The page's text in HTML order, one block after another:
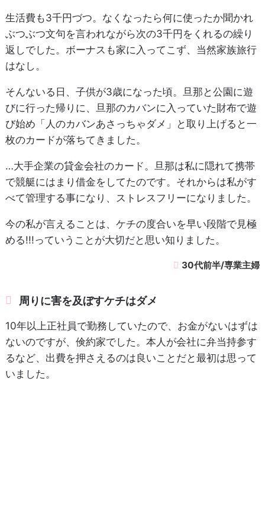
生活費も3千円づつ。なくなったら何に使ったか聞かれ
ぶつぶつ文句を言われながら次の3千円をくれるの繰り
返しでした。ボーナスも家に入ってこず、当然家族旅行
はなし。
そんないる日、子供が3歳になった頃。旦那と公園に遊
びに行った帰りに、旦那のカバンに入っていた財布で遊
び始め「人のカバンあさっちゃダメ」と取り上げると一
枚のカードが落ちてきました。
…大手企業の貸金会社のカード。旦那は私に隠れて携帯
で競艇にはまり借金をしてたのです。それからは私がす
べて管理する事になり、ストレスフリーになりました。
今の私が言えることは、ケチの度合いを早い段階で見極
める!!!っていうことが大切だと思い知りました。
30代前半/専業主婦
周りに害を及ぼすケチはダメ
10年以上正社員で勤務していたので、お金がないはずは
ないのですが、倹約家でした。本人が会社に弁当持参す
るなど、出費を押さえるのは良いことだと最初は思って
いました。